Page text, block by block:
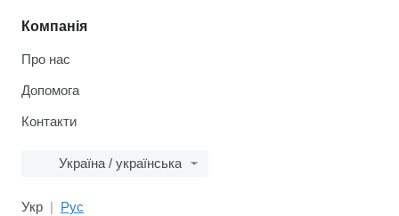
Компанія
Про нас
Допомога
Контакти
Україна / українська
Укр Рус